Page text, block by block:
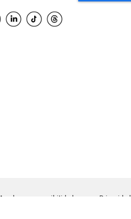
Ayuda para accesibilidad Privacidad